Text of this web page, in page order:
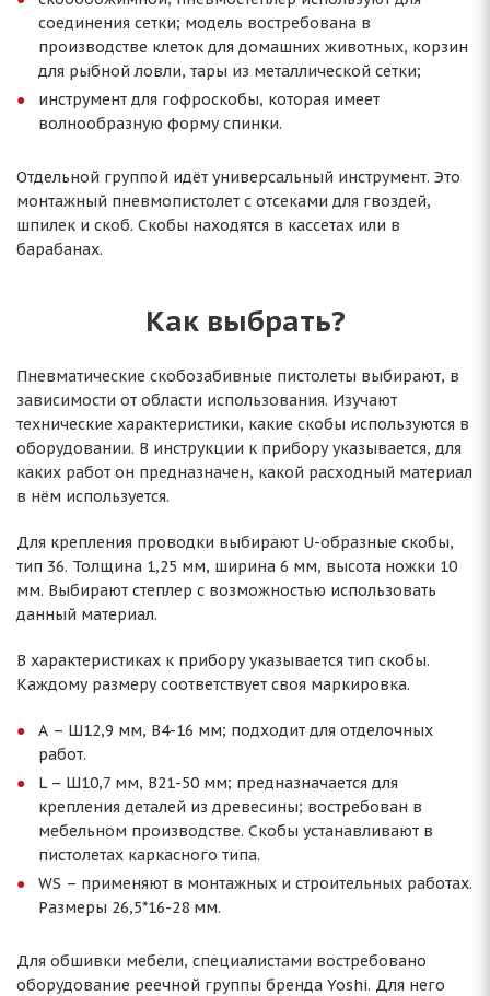
соединения сетки; модель востребована в
производстве клеток для домашних животных, корзин
для рыбной ловли, тары из металлической сетки;
инструмент для гофроскобы, которая имеет
волнообразную форму спинки.
Отдельной группой идёт универсальный инструмент. Это
монтажный пневмопистолет с отсеками для гвоздей,
шпилек и скоб. Скобы находятся в кассетах или в
барабанах.
Как выбрать?
Пневматические скобозабивные пистолеты выбирают, в
зависимости от области использования. Изучают
технические характеристики, какие скобы используются в
оборудовании. В инструкции к прибору указывается, для
каких работ он предназначен, какой расходный материал
в нём используется.
Для крепления проводки выбирают U-образные скобы,
тип 36. Толщина 1,25 мм, ширина 6 мм, высота ножки 10
мм. Выбирают степлер с возможностью использовать
данный материал.
В характеристиках к прибору указывается тип скобы.
Каждому размеру соответствует своя маркировка.
А – Ш12,9 мм, В4-16 мм; подходит для отделочных
работ.
L – Ш10,7 мм, В21-50 мм; предназначается для
крепления деталей из древесины; востребован в
мебельном производстве. Скобы устанавливают в
пистолетах каркасного типа.
WS – применяют в монтажных и строительных работах.
Размеры 26,5*16-28 мм.
Для обшивки мебели, специалистами востребовано
оборудование реечной группы бренда Yoshi. Для него